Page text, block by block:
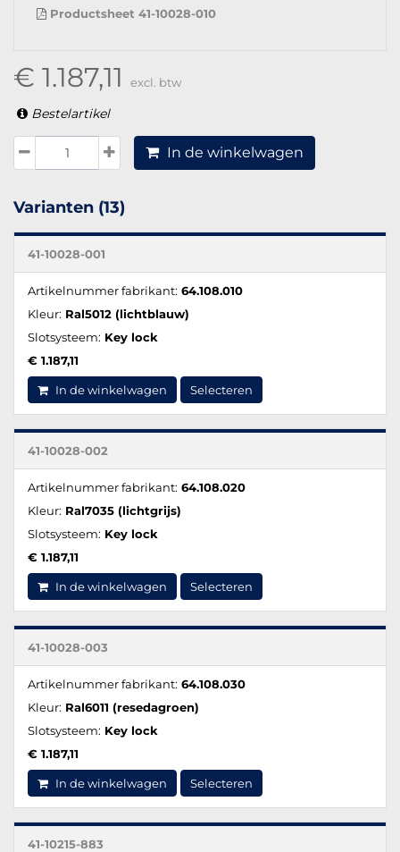
Productsheet 41-10028-010
€ 1.187,11 excl. btw
Bestelartikel
In de winkelwagen
Varianten (13)
41-10028-001
Artikelnummer fabrikant: 64.108.010
Kleur: Ral5012 (lichtblauw)
Slotsysteem: Key lock
€ 1.187,11
In de winkelwagen Selecteren
41-10028-002
Artikelnummer fabrikant: 64.108.020
Kleur: Ral7035 (lichtgrijs)
Slotsysteem: Key lock
€ 1.187,11
In de winkelwagen Selecteren
41-10028-003
Artikelnummer fabrikant: 64.108.030
Kleur: Ral6011 (resedagroen)
Slotsysteem: Key lock
€ 1.187,11
In de winkelwagen Selecteren
41-10215-883